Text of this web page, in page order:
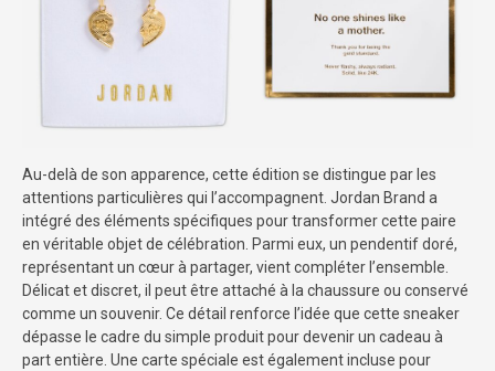
Au-delà de son apparence, cette édition se distingue par les
attentions particulières qui l’accompagnent. Jordan Brand a
intégré des éléments spécifiques pour transformer cette paire
en véritable objet de célébration. Parmi eux, un pendentif doré,
représentant un cœur à partager, vient compléter l’ensemble.
Délicat et discret, il peut être attaché à la chaussure ou conservé
comme un souvenir. Ce détail renforce l’idée que cette sneaker
dépasse le cadre du simple produit pour devenir un cadeau à
part entière. Une carte spéciale est également incluse pour